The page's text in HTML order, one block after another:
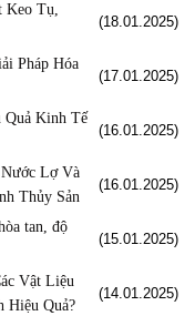
Keo Tụ,
(18.01.2025)
Pháp Hóa
(17.01.2025)
Quả Kinh Tế
(16.01.2025)
Lợ Và
Thủy Sản
(16.01.2025)
tan, độ
(15.01.2025)
Vật Liệu
Hiệu Quả?
(14.01.2025)